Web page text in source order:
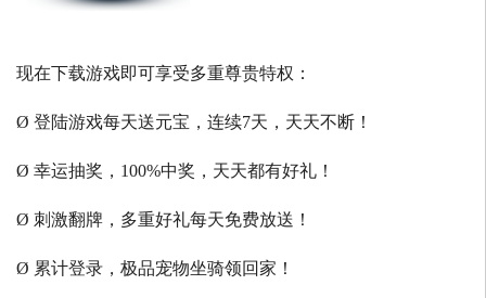
现在下载游戏即可享受多重尊贵特权：
Ø 登陆游戏每天送元宝，连续7天，天天不断！
Ø 幸运抽奖，100%中奖，天天都有好礼！
Ø 刺激翻牌，多重好礼每天免费放送！
Ø 累计登录，极品宠物坐骑领回家！